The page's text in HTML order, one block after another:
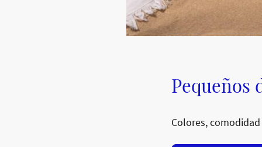
Pequeños
Colores,